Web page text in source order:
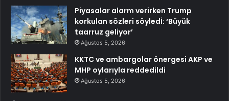
Piyasalar alarm verirken Trump
korkulan sözleri söyledİ: ‘Büyük
taarruz geliyor’
Ağustos 5, 2026
KKTC ve ambargolar önergesi AKP ve
MHP oylarıyla reddedildi
Ağustos 5, 2026